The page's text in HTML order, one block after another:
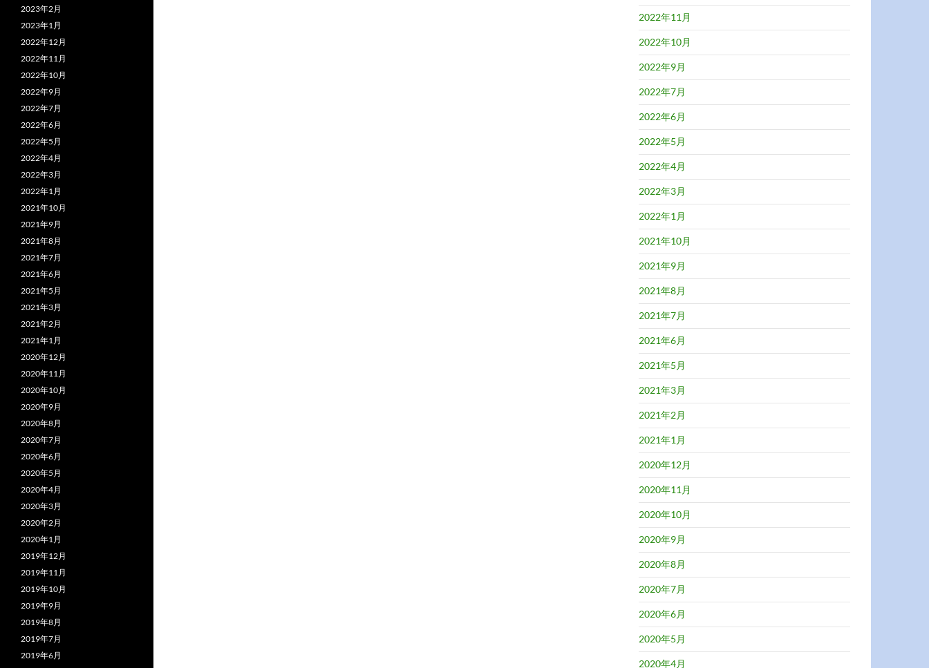
2022年11月
2022年10月
2022年9月
2022年7月
2022年6月
2022年5月
2022年4月
2022年3月
2022年1月
2021年10月
2021年9月
2021年8月
2021年7月
2021年6月
2021年5月
2021年3月
2021年2月
2021年1月
2020年12月
2020年11月
2020年10月
2020年9月
2020年8月
2020年7月
2020年6月
2020年5月
2020年4月
2023年2月
2023年1月
2022年12月
2022年11月
2022年10月
2022年9月
2022年7月
2022年6月
2022年5月
2022年4月
2022年3月
2022年1月
2021年10月
2021年9月
2021年8月
2021年7月
2021年6月
2021年5月
2021年3月
2021年2月
2021年1月
2020年12月
2020年11月
2020年10月
2020年9月
2020年8月
2020年7月
2020年6月
2020年5月
2020年4月
2020年3月
2020年2月
2020年1月
2019年12月
2019年11月
2019年10月
2019年9月
2019年8月
2019年7月
2019年6月